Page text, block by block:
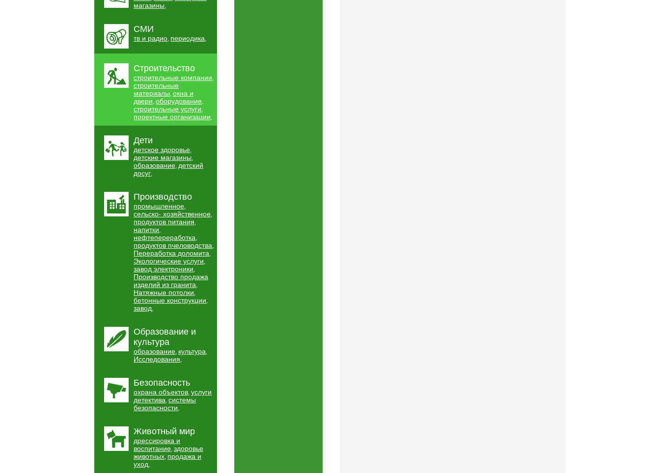
магазины,
СМИ
тв и радио, периодика,
Строительство
строительные компании,
строительные
материалы, окна и
двери, оборудование,
строительные услуги,
проектные организации,
Дети
детское здоровье,
детские магазины,
образование, детский
досуг,
Производство
промышленное,
сельско- хозяйственное,
продуктов питания,
напитки,
нефтепереработка,
продуктов пчеловодства,
Переработка доломита,
Экологические услуги,
завод электроники,
Производство продажа
изделий из гранита,
Натяжные потолки,
бетонные конструкции,
завод,
Образование и
культура
образование, культура,
Исследования,
Безопасность
охрана объектов, услуги
детектива, системы
безопасности,
Животный мир
дрессировка и
воспитание, здоровье
животных, продажа и
уход,